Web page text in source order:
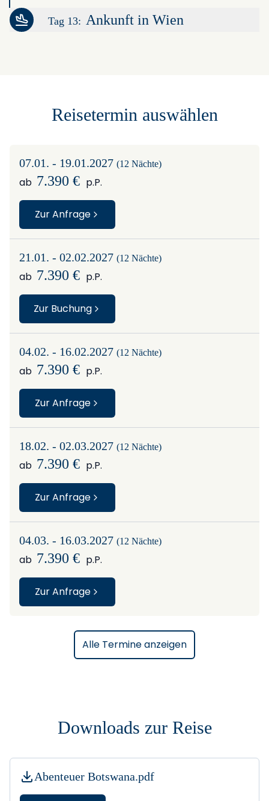
Tag 13: Ankunft in Wien
Reisetermin auswählen
07.01. - 19.01.2027 (12 Nächte)
ab 7.390 € p.P.
Zur Anfrage
21.01. - 02.02.2027 (12 Nächte)
ab 7.390 € p.P.
Zur Buchung
04.02. - 16.02.2027 (12 Nächte)
ab 7.390 € p.P.
Zur Anfrage
18.02. - 02.03.2027 (12 Nächte)
ab 7.390 € p.P.
Zur Anfrage
04.03. - 16.03.2027 (12 Nächte)
ab 7.390 € p.P.
Zur Anfrage
Alle Termine anzeigen
Downloads zur Reise
Abenteuer Botswana.pdf